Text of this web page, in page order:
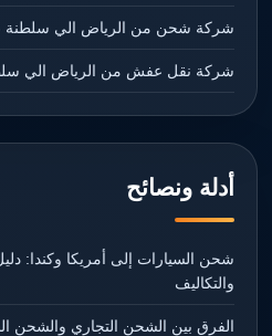
شركة شحن من الرياض الي سلطنة
شركة نقل عفش من الرياض الي
أدلة ونصائح
شحن السيارات إلى أمريكا وكندا:
والتكاليف
الفرق بين الشحن التجاري